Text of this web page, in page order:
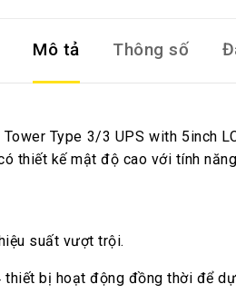
Mô tả Thông số
Type 3/3 UPS with 5inch
thiết kế mật độ cao với tính
suất vượt trội.
bị hoạt động đồng thời để